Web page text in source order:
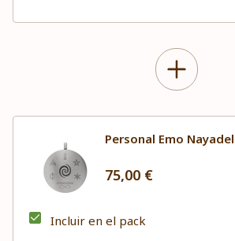
Personal Emo Nayadel
75,00 €
Incluir en el pack